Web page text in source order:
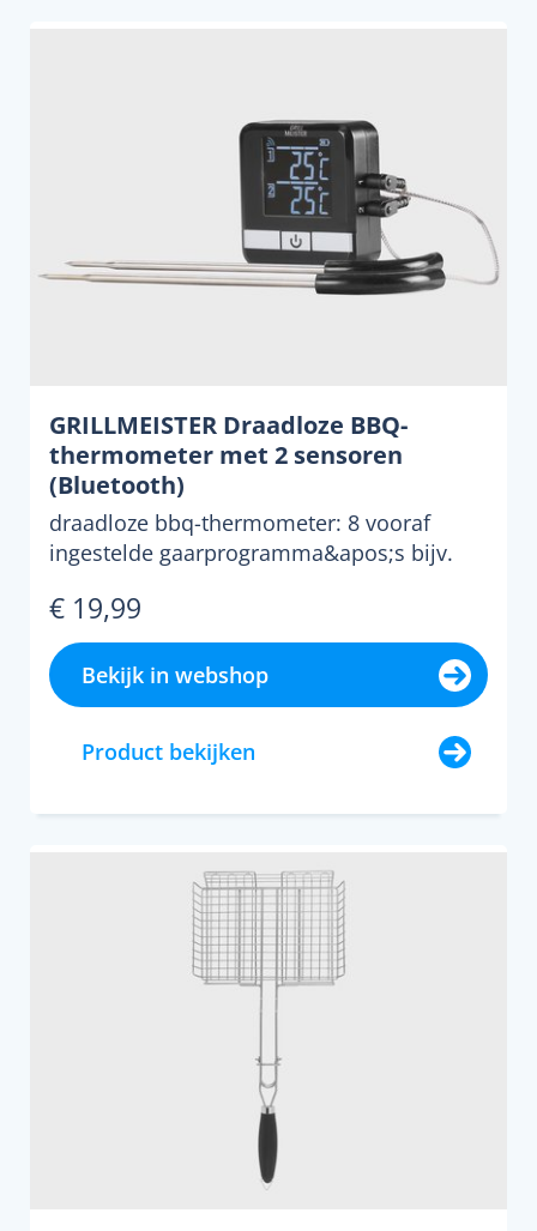
GRILLMEISTER Draadloze BBQ-
thermometer met 2 sensoren
(Bluetooth)
draadloze bbq-thermometer: 8 vooraf
ingestelde gaarprogramma&apos;s bijv.
€ 19,99
Bekijk in webshop
Product bekijken